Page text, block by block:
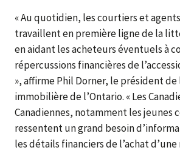
« Au quotidien, les courtiers et
travaillent en première ligne de la
en aidant les acheteurs éventuels à
répercussions financières de
», affirme Phil Dorner, le président de
immobilière de l’Ontario. « Les
Canadiennes, notamment les jeunes
ressentent un grand besoin
les détails financiers de l’achat d’une